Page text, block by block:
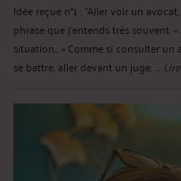
Idée reçue n°1 : “Aller voir un
phrase que j’entends très souvent.
situation… » Comme si consulter
se battre, aller devant un juge. ...